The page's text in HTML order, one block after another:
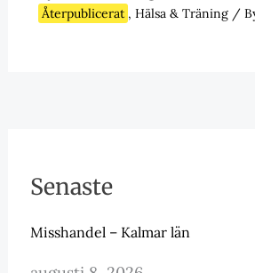
Återpublicerat , Hälsa & Träning/
Senaste
Misshandel – Kalmar län